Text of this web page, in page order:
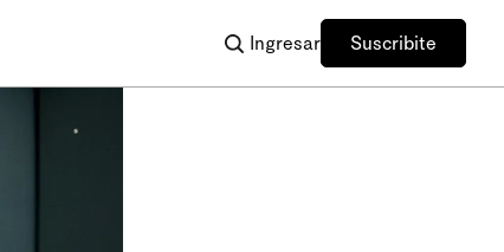
Ingresar Suscribite